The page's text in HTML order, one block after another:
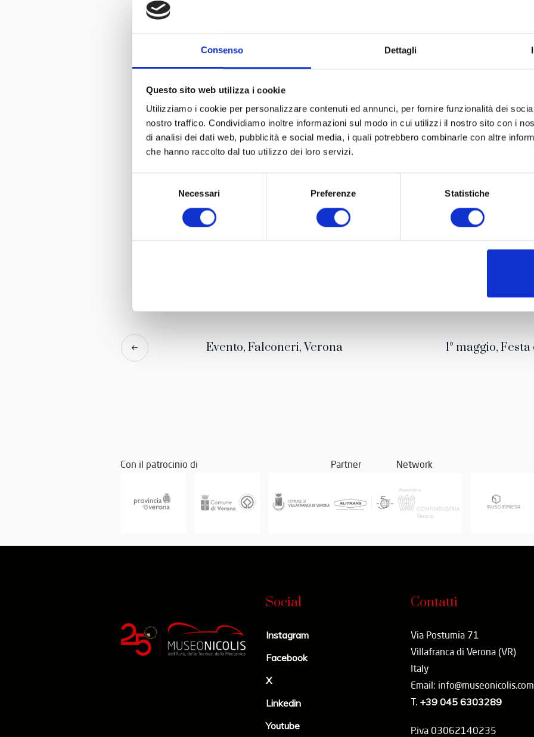
Consenso Dettagli
Questo sito web utilizza i cookie
Utilizziamo i cookie per personalizzare contenuti ed annunci, per fornire funzionalità dei
nostro traffico. Condividiamo inoltre informazioni sul modo in cui utilizzi il nostro sito con i
di analisi dei dati web, pubblicità e social media, i quali potrebbero combinarle con altre
che hanno raccolto dal tuo utilizzo dei loro servizi.
Necessari Preferenze Statistiche
Lo trovi in vendita al bookshop del Museo Nicolis insieme tanti altri
In collaborazione con Giorgio Nada Editore e Libreria dell'Automobile
Leggi tutto
Evento, Falconeri, Verona 1° maggio,
Con il patrocinio di Partner Network
Social
Instagram
Facebook
X
Linkedin
Youtube
Contatti
Via Postumia 71
Villafranca di Verona (VR)
Italy
Email: info@museonicolis.com
T. +39 045 6303289
P.iva 03062140235